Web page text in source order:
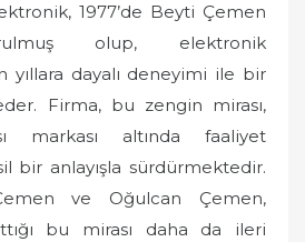
1977’de Beyti Çemen
olup, elektronik
yıllara dayalı deneyimi ile bir
Firma, bu zengin mirası,
markası altında faaliyet
bir anlayışla sürdürmektedir.
ve Oğulcan Çemen,
bu mirası daha da ileri